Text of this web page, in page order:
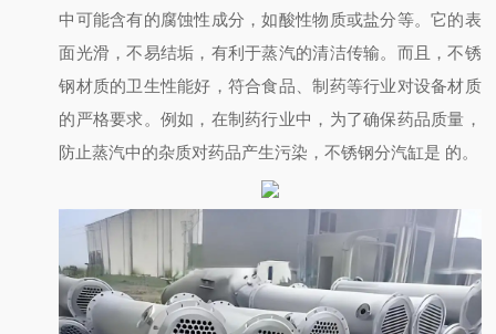
中可能含有的腐蚀性成分，如酸性物质或盐分等。它的表
面光滑，不易结垢，有利于蒸汽的清洁传输。而且，不锈
钢材质的卫生性能好，符合食品、制药等行业对设备材质
的严格要求。例如，在制药行业中，为了确保药品质量，
防止蒸汽中的杂质对药品产生污染，不锈钢分汽缸是 的。